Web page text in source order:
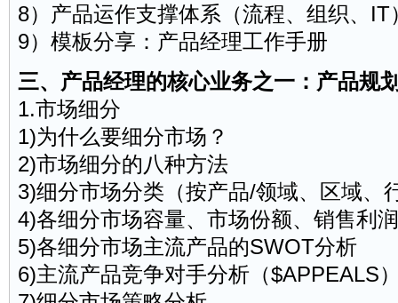
8）产品运作支撑体系（流程、组织、IT
9）模板分享：产品经理工作手册
三、产品经理的核心业务之一：产品规
1.市场细分
1)为什么要细分市场？
2)市场细分的八种方法
3)细分市场分类（按产品/领域、区域、
4)各细分市场容量、市场份额、销售利
5)各细分市场主流产品的SWOT分析
6)主流产品竞争对手分析（$APPEALS